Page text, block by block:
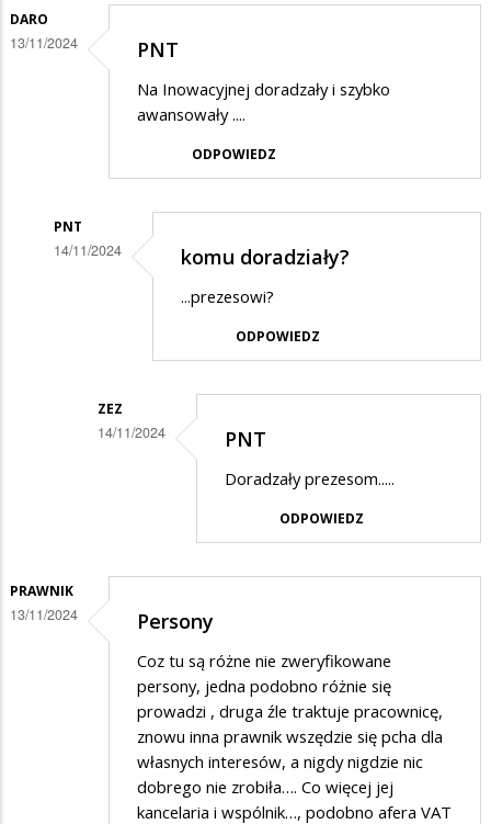
DARO
13/11/2024 PNT
Na Inowacyjnej doradzały i szybko
awansowały ....
ODPOWIEDZ
PNT
14/11/2024
odpowiedzi
komu doradziały?
...prezesowi?
ODPOWIEDZ
ZEZ
14/11/2024
komu
doradziały?
PNT
Doradzały prezesom.....
ODPOWIEDZ
PRAWNIK
13/11/2024 Persony
Coz tu są różne nie zweryfikowane
persony, jedna podobno różnie się
prowadzi , druga źle traktuje pracownicę,
znowu inna prawnik wszędzie się pcha dla
własnych interesów, a nigdy nigdzie nic
dobrego nie zrobiła…. Co więcej jej
kancelaria i wspólnik…, podobno afera VAT